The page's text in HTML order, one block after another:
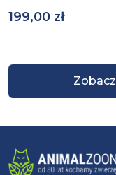
199,00 zł